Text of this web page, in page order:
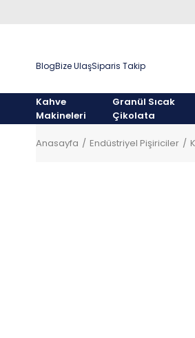
BlogBize UlaşSiparis Takip
Kahve
Makineleri
Granül Sıcak
Çikolata
Anasayfa Endüstriyel Pişiriciler